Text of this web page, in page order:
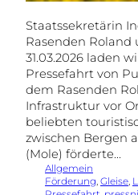
Staatssekretärin
Rasenden Roland
31.03.2026 laden
Pressefahrt von
dem Rasenden
Infrastruktur vor
beliebten
zwischen Bergen
(Mole) förderte…
Allgemein
Förderung Gleise